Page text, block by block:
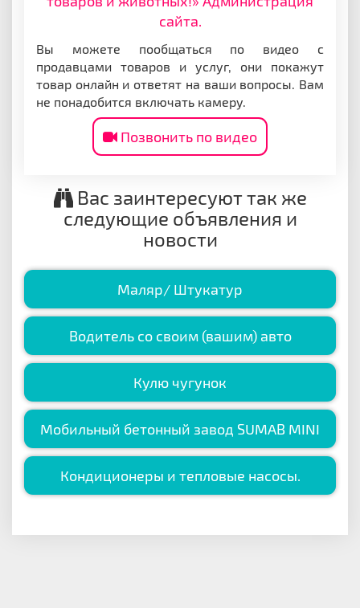
сайта.
Вы можете пообщаться по видео с
продавцами товаров и услуг, они покажут
товар онлайн и ответят на ваши вопросы. Вам
не понадобится включать камеру.
Позвонить по видео
Вас заинтересуют так же
следующие объявления и
новости
Маляр/ Штукатур
Водитель со своим (вашим) авто
Кулю чугунок
Мобильный бетонный завод SUMAB MINI
Кондиционеры и тепловые насосы.